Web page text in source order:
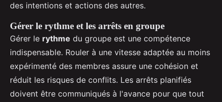
des intentions et actions des autres.
Gérer le rythme et les arrêts en groupe
Gérer le rythme du groupe est une compétence
indispensable. Rouler à une vitesse adaptée au moins
expérimenté des membres assure une cohésion et
réduit les risques de conflits. Les arrêts planifiés
doivent être communiqués à l'avance pour que tout